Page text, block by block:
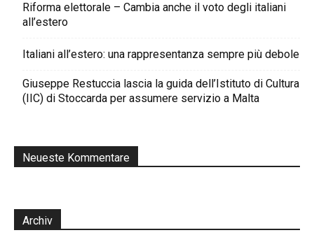
Riforma elettorale – Cambia anche il voto degli italiani
all’estero
Italiani all’estero: una rappresentanza sempre più debole
Giuseppe Restuccia lascia la guida dell’Istituto di Cultura
(IIC) di Stoccarda per assumere servizio a Malta
Neueste Kommentare
Archiv